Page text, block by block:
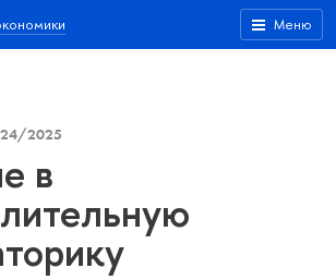
Меню
2025
в